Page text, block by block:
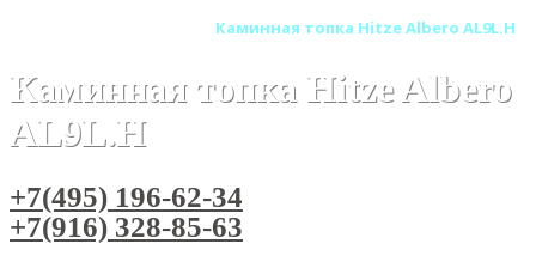
Каминная топка Hitze Albero AL9L.H
Каминная топка Hitze Albero
AL9L.H
+7(495) 196-62-34
+7(916) 328-85-63